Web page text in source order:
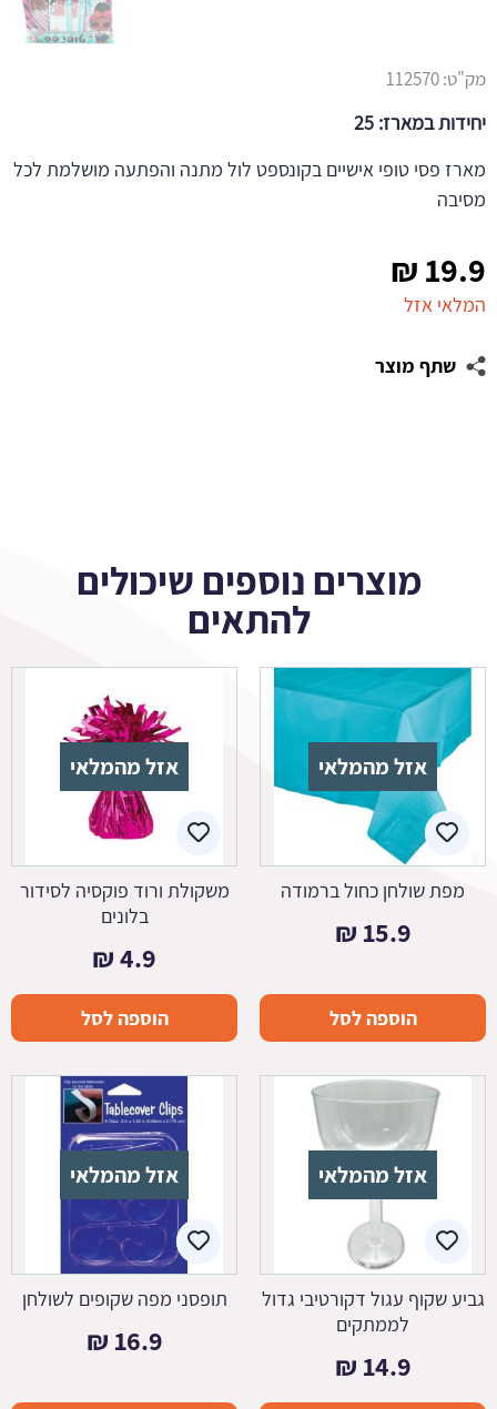
19.9
₪
המלאי אזל
שתף מוצר
מק"ט:112570
יחידות במארז: 25
מארז פסי טופי אישיים בקונספט לול מתנה והפתעה מושלמת לכל
מסיבה
מוצרים נוספים שיכולים
להתאים
אזל מהמלאי
מפת שולחן כחול ברמודה
15.9
₪
הוספה לסל
אזל מהמלאי
משקולת ורוד פוקסיה לסידור
בלונים
4.9
₪
הוספה לסל
אזל מהמלאי
גביע שקוף עגול דקורטיבי גדול
לממתקים
14.9
₪
אזל מהמלאי
תופסני מפה שקופים לשולחן
16.9
₪